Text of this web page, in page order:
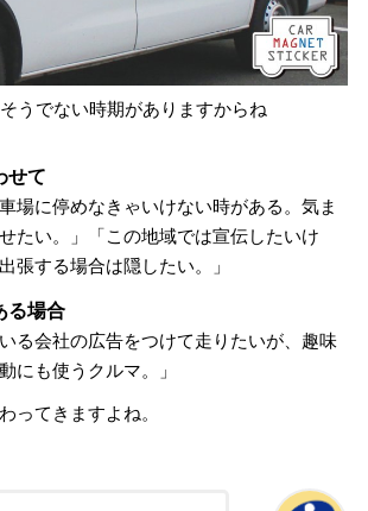
うでない時期がありますからね
せて
場に停めなきゃいけない時がある。気ま
たい。」「この地域では宣伝したいけ
張する場合は隠したい。」
る場合
る会社の広告をつけて走りたいが、趣味
にも使うクルマ。」
ってきますよね。